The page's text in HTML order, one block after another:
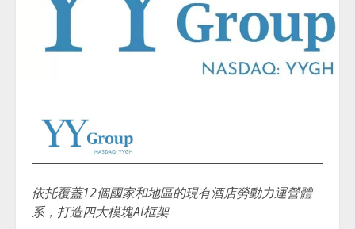
依托覆蓋12個國家和地區的現有酒店勞動力運營體
系，打造四大模塊AI框架